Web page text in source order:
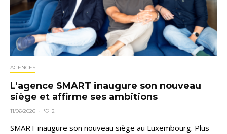
AGENCES
L’agence SMART inaugure son nouveau
siège et affirme ses ambitions
11/06/2026 · 2
SMART inaugure son nouveau siège au Luxembourg. Plus